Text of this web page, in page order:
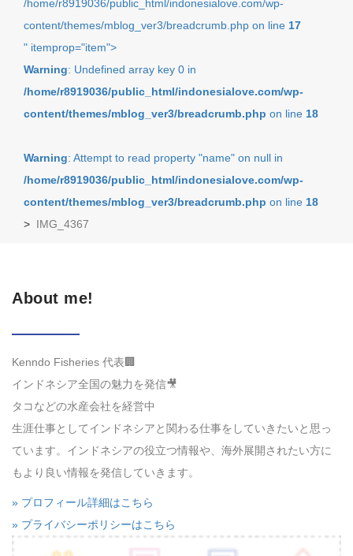
/home/r8919036/public_html/indonesialove.com/wp-
content/themes/mblog_ver3/breadcrumb.php on line 17
" itemprop="item">
Warning: Undefined array key 0 in
/home/r8919036/public_html/indonesialove.com/wp-
content/themes/mblog_ver3/breadcrumb.php on line 18
Warning: Attempt to read property "name" on null in
/home/r8919036/public_html/indonesialove.com/wp-
content/themes/mblog_ver3/breadcrumb.php on line 18
> IMG_4367
About me!
Kenndo Fisheries 代表🏢
インドネシア全国の魅力を発信🎥
タコなどの水産会社を経営中
生涯仕事としてインドネシアと関わる仕事をしていきたいと思っ
ています。インドネシアの役立つ情報や、海外展開されたい方に
もより良い情報を発信していきます。
» プロフィール詳細はこちら
» プライバシーポリシーはこちら